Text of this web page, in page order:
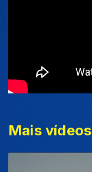
Mais vídeos